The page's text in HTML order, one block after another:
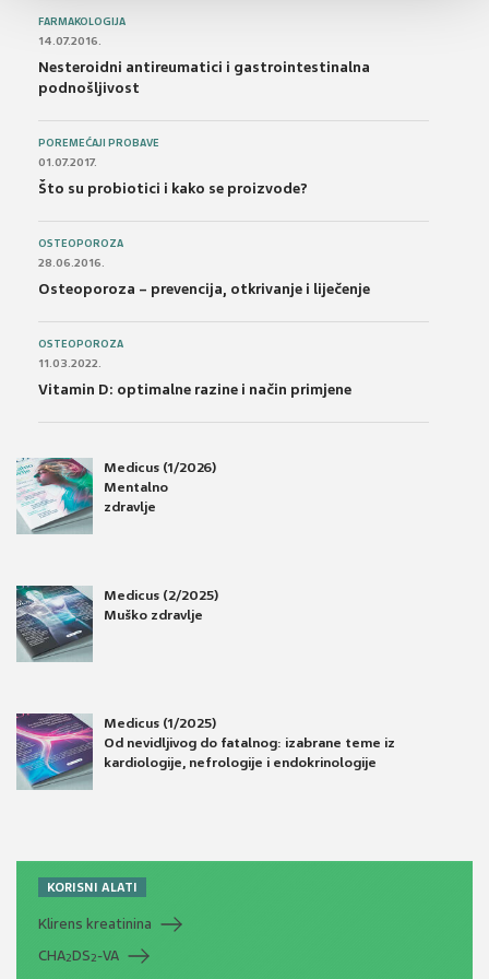
FARMAKOLOGIJA
14.07.2016.
Nesteroidni antireumatici i gastrointestinalna
podnošljivost
POREMEĆAJI PROBAVE
01.07.2017.
Što su probiotici i kako se proizvode?
OSTEOPOROZA
28.06.2016.
Osteoporoza – prevencija, otkrivanje i liječenje
OSTEOPOROZA
11.03.2022.
Vitamin D: optimalne razine i način primjene
Medicus (1/2026)
Mentalno
zdravlje
Medicus (2/2025)
Muško zdravlje
Medicus (1/2025)
Od nevidljivog do fatalnog: izabrane teme iz
kardiologije, nefrologije i endokrinologije
KORISNI ALATI
Klirens kreatinina
CHA2DS2-VA